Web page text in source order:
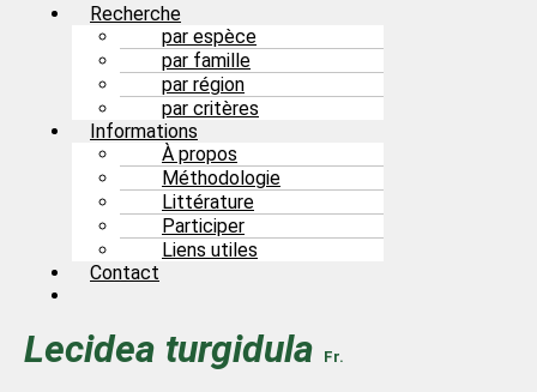
Recherche
par espèce
par famille
par région
par critères
Informations
À propos
Méthodologie
Littérature
Participer
Liens utiles
Contact
Lecidea turgidula Fr.